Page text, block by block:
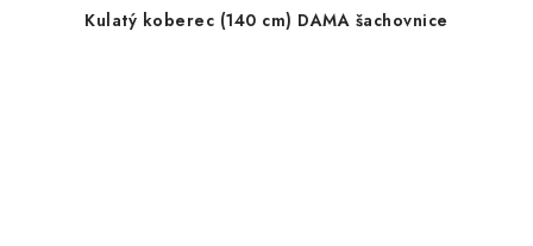
Kulatý koberec (140 cm) DAMA šachovnice